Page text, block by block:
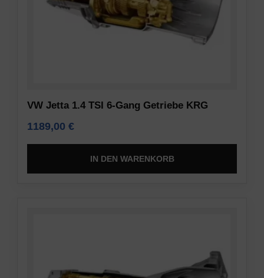
VW Jetta 1.4 TSI 6-Gang Getriebe KRG
1189,00 €
IN DEN WARENKORB